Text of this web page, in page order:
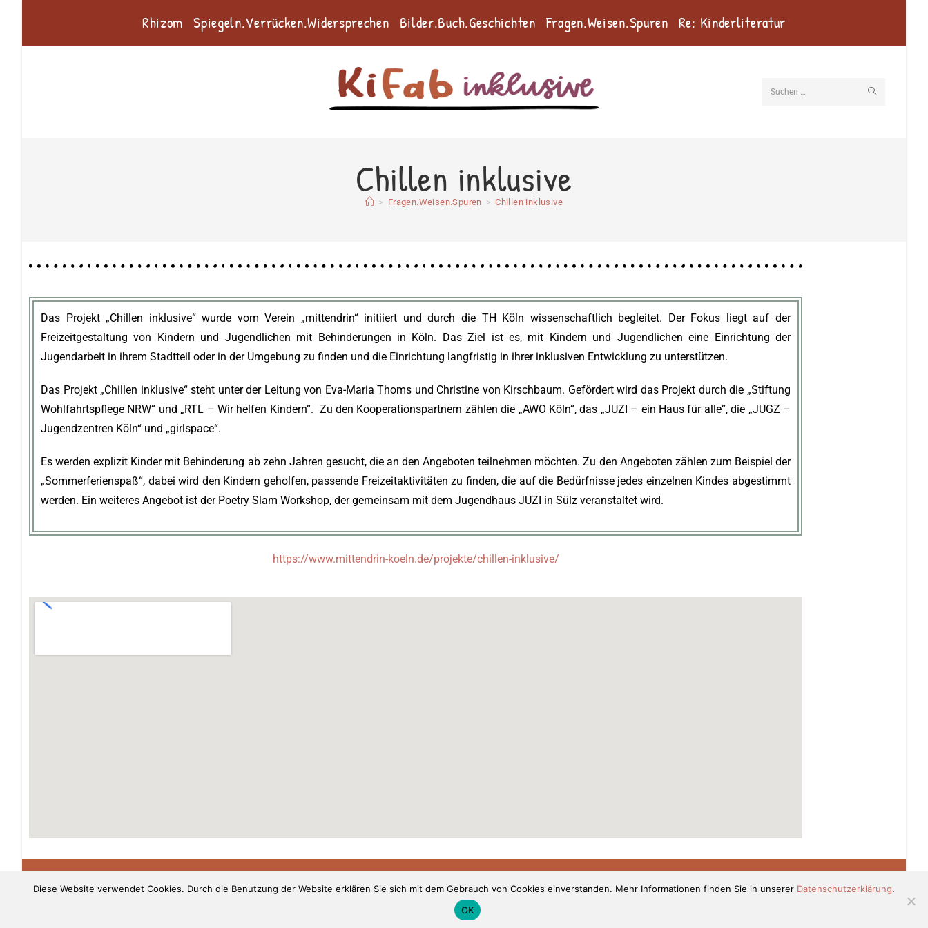
Rhizom Spiegeln.Verrücken.Widersprechen Bilder.Buch.Geschichten Fragen.Weisen.Spuren Re: Kinderliteratur
Suchen …
Chillen inklusive
> Fragen.Weisen.Spuren > Chillen inklusive
Das Projekt „Chillen inklusive“ wurde vom Verein „mittendrin“ initiiert und durch die TH Köln wissenschaftlich begleitet. Der Fokus liegt auf der
Freizeitgestaltung von Kindern und Jugendlichen mit Behinderungen in Köln. Das Ziel ist es, mit Kindern und Jugendlichen eine Einrichtung der
Jugendarbeit in ihrem Stadtteil oder in der Umgebung zu finden und die Einrichtung langfristig in ihrer inklusiven Entwicklung zu unterstützen.
Das Projekt „Chillen inklusive“ steht unter der Leitung von Eva-Maria Thoms und Christine von Kirschbaum. Gefördert wird das Projekt durch die „Stiftung
Wohlfahrtspflege NRW“ und „RTL – Wir helfen Kindern“. Zu den Kooperationspartnern zählen die „AWO Köln“, das „JUZI – ein Haus für alle“, die „JUGZ –
Jugendzentren Köln“ und „girlspace“.
Es werden explizit Kinder mit Behinderung ab zehn Jahren gesucht, die an den Angeboten teilnehmen möchten. Zu den Angeboten zählen zum Beispiel der
„Sommerferienspaß“, dabei wird den Kindern geholfen, passende Freizeitaktivitäten zu finden, die auf die Bedürfnisse jedes einzelnen Kindes abgestimmt
werden. Ein weiteres Angebot ist der Poetry Slam Workshop, der gemeinsam mit dem Jugendhaus JUZI in Sülz veranstaltet wird.
https://www.mittendrin-koeln.de/projekte/chillen-inklusive/
Diese Website verwendet Cookies. Durch die Benutzung der Website erklären Sie sich mit dem Gebrauch von Cookies einverstanden. Mehr Informationen finden Sie in unserer Datenschutzerklärung.
OK